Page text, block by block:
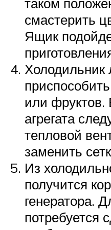
смастерить
Ящик
Холодильник
или фруктов.
агрегата
тепловой
заменить
Из
получится
генератора.
потребуется